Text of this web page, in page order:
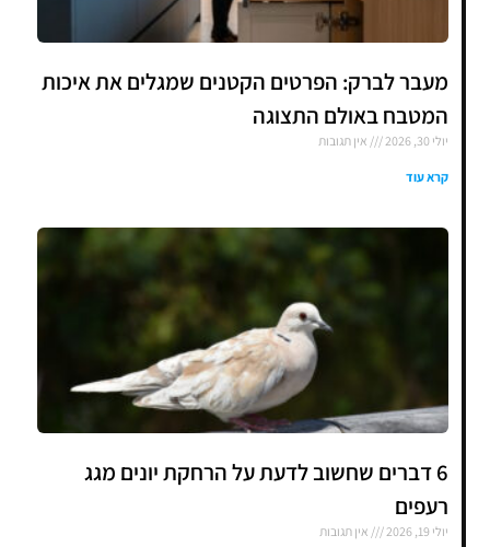
מעבר לברק: הפרטים הקטנים שמגלים את איכות
המטבח באולם התצוגה
יולי 30, 2026 אין תגובות
קרא עוד
6 דברים שחשוב לדעת על הרחקת יונים מגג
רעפים
יולי 19, 2026 אין תגובות